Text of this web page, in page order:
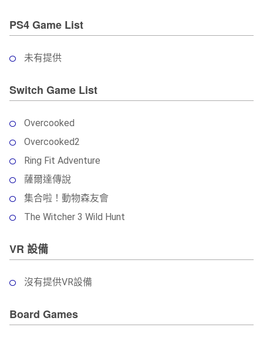
PS4 Game List
未有提供
Switch Game List
Overcooked
Overcooked2
Ring Fit Adventure
薩爾達傳說
集合啦！動物森友會
The Witcher 3 Wild Hunt
VR 設備
沒有提供VR設備
Board Games